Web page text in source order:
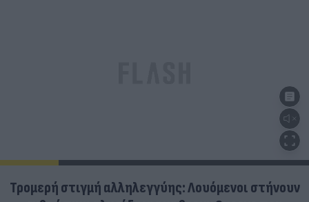
Τρομερή στιγμή αλληλεγγύης: Λουόμενοι στήνουν